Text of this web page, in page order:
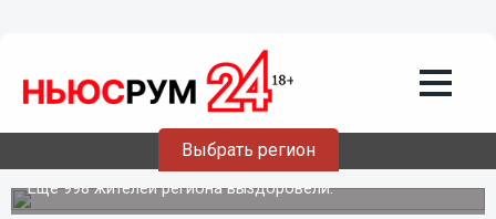
Выбрать регион
22.12.202114:04
525 случаев коронавируса выявлены в
Нижегородской области за сутки
Еще 998 жителей региона выздоровели.